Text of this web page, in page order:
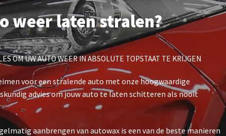
weer laten stralen?
OM UW AUTO WEER IN ABSOLUTE TOPSTAAT TE KRIJGEN
voor een stralende auto met onze hoogwaardige
advies om jouw auto te laten schitteren als nooit
aanbrengen van autowax is een van de beste manieren